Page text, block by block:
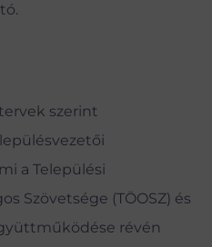
szerint
a Települési
Szövetsége (TÖOSZ) és
révén